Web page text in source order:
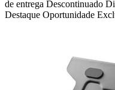
de entrega Descontinuado
Destaque Oportunidade